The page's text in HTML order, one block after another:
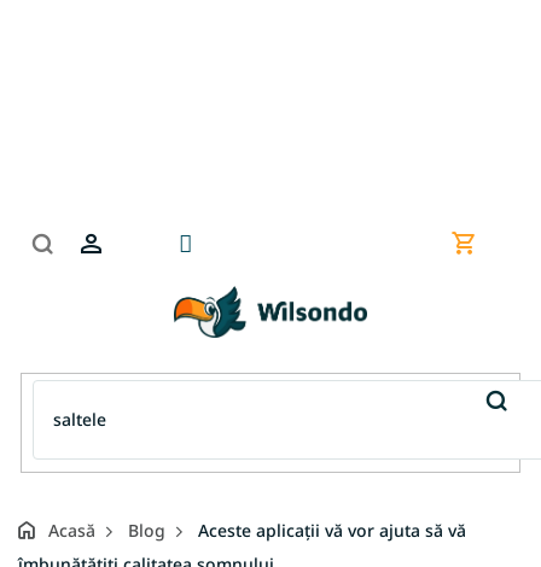
Coş
Acasă Blog
Aceste aplicații vă vor ajuta să vă